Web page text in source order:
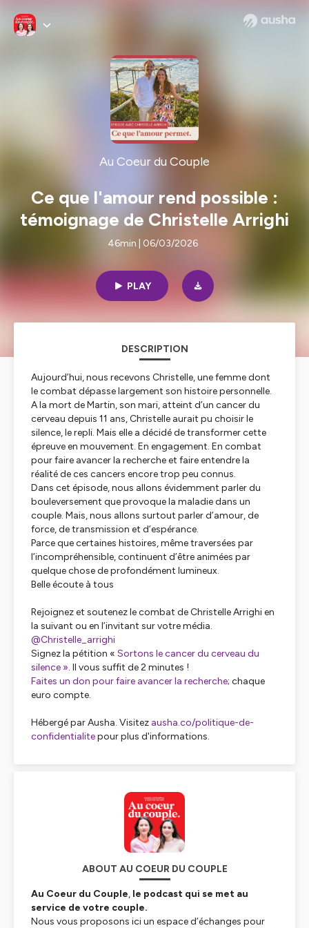
Au Coeur du Couple
Ce que l'amour rend possible :
témoignage de Christelle Arrighi
46min | 06/03/2026
PLAY
DESCRIPTION
Aujourd’hui, nous recevons Christelle, une femme dont
le combat dépasse largement son histoire personnelle.
A la mort de Martin, son mari, atteint d’un cancer du
cerveau depuis 11 ans, Christelle aurait pu choisir le
silence, le repli. Mais elle a décidé de transformer cette
épreuve en mouvement. En engagement. En combat
pour faire avancer la recherche et faire entendre la
réalité de ces cancers encore trop peu connus.
Dans cet épisode, nous allons évidemment parler du
bouleversement que provoque la maladie dans un
couple. Mais, nous allons surtout parler d’amour, de
force, de transmission et d’espérance.
Parce que certaines histoires, même traversées par
l’incompréhensible, continuent d’être animées par
quelque chose de profondément lumineux.
Belle écoute à tous
Rejoignez et soutenez le combat de Christelle Arrighi en
la suivant ou en l’invitant sur votre média.
@Christelle_arrighi
Signez la pétition « Sortons le cancer du cerveau du
silence ». Il vous suffit de 2 minutes !
Faites un don pour faire avancer la recherche; chaque
euro compte.
Hébergé par Ausha. Visitez ausha.co/politique-de-
confidentialitepour plus d'informations.
ABOUT AU COEUR DU COUPLE
Au Coeur du Couple, le podcast qui se met au
service de votre couple.
Nous vous proposons ici un espace d’échanges pour